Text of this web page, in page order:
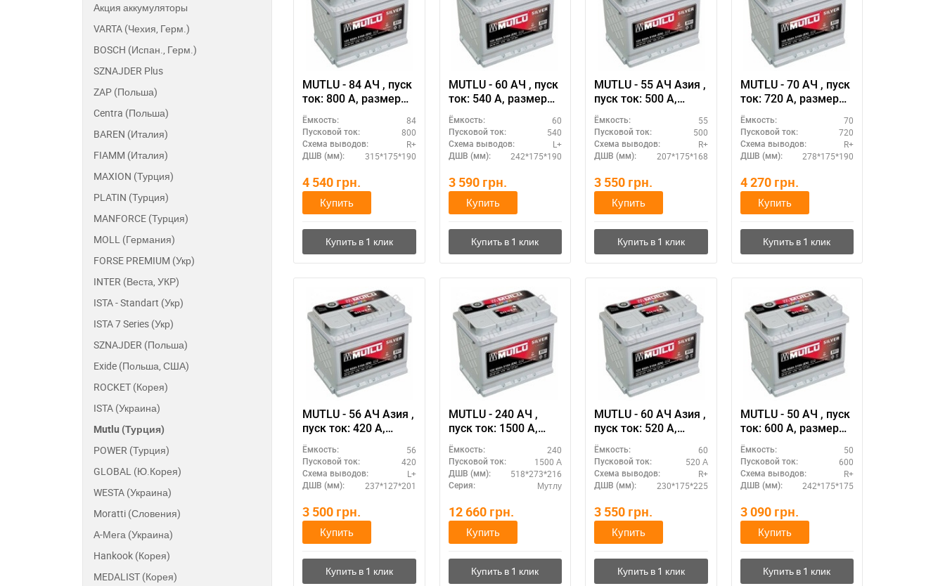
350*175*230
513*189*223
513*223*223
518*275*240
Акция аккумуляторы
VARTA (Чехия, Герм.)
BOSCH (Испан., Герм.)
SZNAJDER Plus
ZAP (Польша)
Centra (Польша)
BAREN (Италия)
FIAMM (Италия)
MAXION (Турция)
PLATIN (Турция)
MANFORCE (Турция)
MOLL (Германия)
FORSE PREMIUM (Укр)
INTER (Веста, УКР)
ISTA - Standart (Укр)
ISTA 7 Series (Укр)
SZNAJDER (Польша)
Exide (Польша, США)
ROCKET (Корея)
ISTA (Украина)
Mutlu (Турция)
POWER (Турция)
GLOBAL (Ю.Корея)
WESTA (Украина)
Moratti (Словения)
А-Мега (Украина)
Hankook (Корея)
MEDALIST (Корея)
MUTLU - 84 АЧ , пуск
ток: 800 А, размер
аккумулятора Мутлу
(Турция): 315 Х 175 Х
190 мм.
Ёмкость: 84
Пусковой ток: 800
Схема выводов: R+
ДШВ (мм): 315*175*190
4 540 грн.
Купить
MUTLU - 60 АЧ , пуск
ток: 540 А, размер
аккумулятора Мутлу
(Турция): 242 Х 175 Х
190 мм.
Ёмкость: 60
Пусковой ток: 540
Схема выводов: L+
ДШВ (мм): 242*175*190
3 590 грн.
Купить
MUTLU - 55 АЧ Азия ,
пуск ток: 500 А,
размер
аккумулятора Мутлу
(Турция): 207 Х 175 Х
168 мм.
Ёмкость: 55
Пусковой ток: 500
Схема выводов: R+
ДШВ (мм): 207*175*168
3 550 грн.
Купить
MUTLU - 70 АЧ , пуск
ток: 720 А, размер
аккумулятора Мутлу
(Турция): 278 Х 175 Х
190 мм.
Ёмкость: 70
Пусковой ток: 720
Схема выводов: R+
ДШВ (мм): 278*175*190
4 270 грн.
Купить
MUTLU - 56 АЧ Азия ,
пуск ток: 420 А,
размер
аккумулятора Мутлу
(Турция): 237 Х 127 Х
201 мм.
Ёмкость: 56
Пусковой ток: 420
Схема выводов: L+
ДШВ (мм): 237*127*201
3 500 грн.
Купить
MUTLU - 240 АЧ ,
пуск ток: 1500 А,
размер
аккумулятора Мутлу
(Турция): 518 Х 273 Х
216 мм.
Ёмкость: 240
Пусковой ток: 1500 А
ДШВ (мм): 518*273*216
Серия: Мутлу
12 660 грн.
Купить
MUTLU - 60 АЧ Азия ,
пуск ток: 520 А,
размер
аккумулятора Мутлу
(Турция): 230 Х 175 Х
225 мм.
Ёмкость: 60
Пусковой ток: 520 А
Схема выводов: R+
ДШВ (мм): 230*175*225
3 550 грн.
Купить
MUTLU - 50 АЧ , пуск
ток: 600 А, размер
аккумулятора Мутлу
(Турция): 242 Х 175 Х
175 мм.
Ёмкость: 50
Пусковой ток: 600
Схема выводов: R+
ДШВ (мм): 242*175*175
3 090 грн.
Купить